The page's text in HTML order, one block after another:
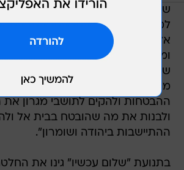
שר החקלאות אורי אריאל בירך על
למלא גם את ההבטחות שניתנו
אל, שממתינים ליישום החלטות
ומבנים חלופיים. "עברנו הרבה
שלתושבי עמונה הגיבורים והמסורים
משלהם ביישוב עמיחי. כעת נותר
ההבטחות ולהקים לתושבי מגרון את
ולבנות את מה שהובטח בבית אל
ההתיישבות ביהודה ושומרון".
בתנועת "שלום עכשיו" גינו את